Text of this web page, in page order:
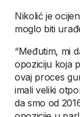
Nikolić je
moglo biti
“Međutim, mi
opoziciju koja
ovaj proces
imali veliki
da smo od